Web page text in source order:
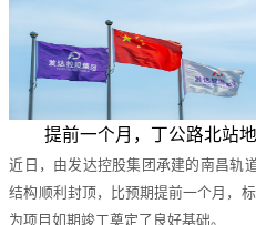
提前一个月，丁公路北站
近日，由发达控股集团承建的南昌轨
结构顺利封顶，比预期提前一个月，
为项目如期竣工奠定了良好基础。